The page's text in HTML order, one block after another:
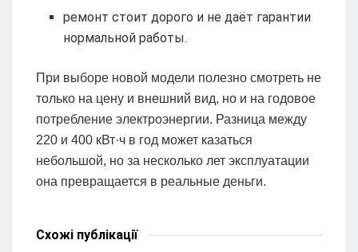
ремонт стоит дорого и не даёт гарантии
нормальной работы.
При выборе новой модели полезно смотреть не
только на цену и внешний вид, но и на годовое
потребление электроэнергии. Разница между
220 и 400 кВт·ч в год может казаться
небольшой, но за несколько лет эксплуатации
она превращается в реальные деньги.
Схожі публікації